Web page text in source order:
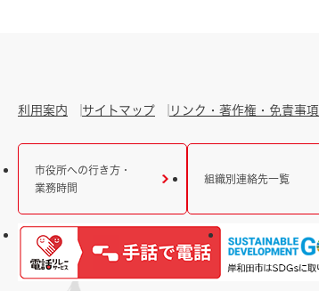
利用案内 サイトマップ リンク・著作権・免責事項
市役所への行き方・
業務時間
組織別連絡先一覧